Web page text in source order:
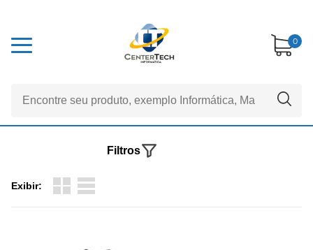
0
Exibir:
Filtros